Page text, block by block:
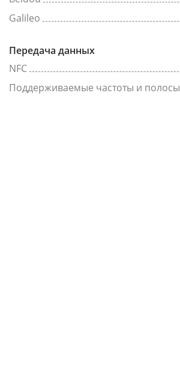
Galileo
Передача данных
NFC
Поддерживаемые частоты и полосы